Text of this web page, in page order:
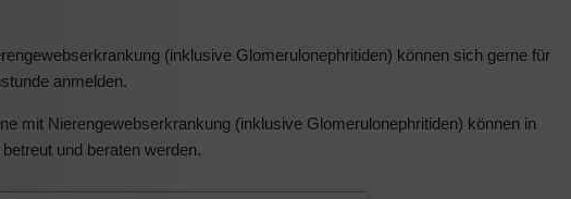
(inklusive Glomerulonephritiden) können sich gerne für
anmelden.
mit Nierengewebserkrankung (inklusive Glomerulonephritiden) können in
und beraten werden.